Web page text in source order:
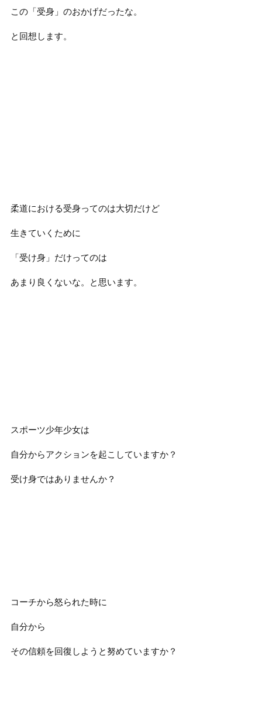
この「受身」のおかげだったな。
と回想します。
柔道における受身ってのは大切だけど
生きていくために
「受け身」だけってのは
あまり良くないな。と思います。
スポーツ少年少女は
自分からアクションを起こしていますか？
受け身ではありませんか？
コーチから怒られた時に
自分から
その信頼を回復しようと努めていますか？